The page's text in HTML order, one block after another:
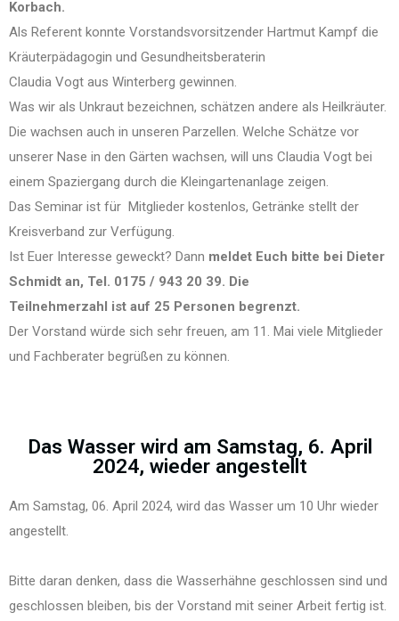
Korbach.
Als Referent konnte Vorstandsvorsitzender Hartmut Kampf die
Kräuterpädagogin und Gesundheitsberaterin
Claudia Vogt aus Winterberg gewinnen.
Was wir als Unkraut bezeichnen, schätzen andere als Heilkräuter.
Die wachsen auch in unseren Parzellen. Welche Schätze vor
unserer Nase in den Gärten wachsen, will uns Claudia Vogt bei
einem Spaziergang durch die Kleingartenanlage zeigen.
Das Seminar ist für Mitglieder kostenlos, Getränke stellt der
Kreisverband zur Verfügung.
Ist Euer Interesse geweckt? Dann meldet Euch bitte bei Dieter
Schmidt an, Tel. 0175 / 943 20 39. Die
Teilnehmerzahl ist auf 25 Personen begrenzt.
Der Vorstand würde sich sehr freuen, am 11. Mai viele Mitglieder
und Fachberater begrüßen zu können.
Das Wasser wird am Samstag, 6. April
2024, wieder angestellt
Am Samstag, 06. April 2024, wird das Wasser um 10 Uhr wieder
angestellt.
Bitte daran denken, dass die Wasserhähne geschlossen sind und
geschlossen bleiben, bis der Vorstand mit seiner Arbeit fertig ist.